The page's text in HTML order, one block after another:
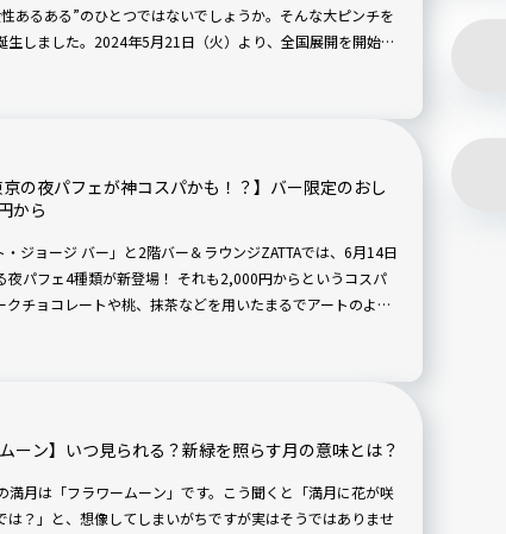
あるある”のひとつではないでしょうか。そんな大ピンチを
生しました。2024年5月21日（火）より、全国展開を開始す
ス」開始記者発表会に参加し、実際に体験してみました。
京の夜パフェが神コスパかも！？】バー限定のおし
から
ジョージ バー」と2階バー＆ラウンジZATTAでは、6月14日
夜パフェ4種類が新登場！ それも2,000円からというコスパ
チョコレートや桃、抹茶などを用いたまるでアートのよう
いながら、甘い至福のひとときはいかがでしょうか。
ーン】いつ見られる？新緑を照らす月の意味とは？
満月は「フラワームーン」です。こう聞くと「満月に花が咲
は？」と、想像してしまいがちですが実はそうではありませ